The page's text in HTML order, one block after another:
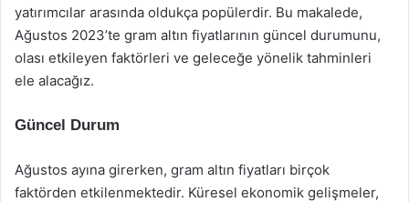
yatırımcılar arasında oldukça popülerdir. Bu makalede,
Ağustos 2023’te gram altın fiyatlarının güncel durumunu,
olası etkileyen faktörleri ve geleceğe yönelik tahminleri
ele alacağız.
Güncel Durum
Ağustos ayına girerken, gram altın fiyatları birçok
faktörden etkilenmektedir. Küresel ekonomik gelişmeler,